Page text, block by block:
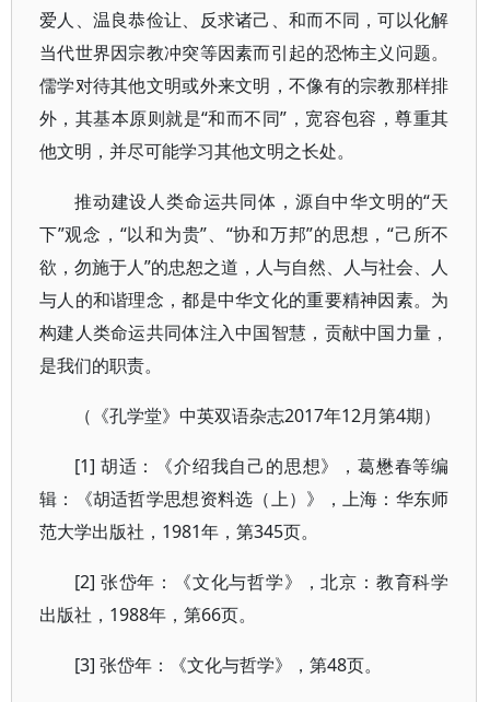
爱人、温良恭俭让、反求诸己、和而不同，可以化解
当代世界因宗教冲突等因素而引起的恐怖主义问题。
儒学对待其他文明或外来文明，不像有的宗教那样排
外，其基本原则就是“和而不同”，宽容包容，尊重其
他文明，并尽可能学习其他文明之长处。
推动建设人类命运共同体，源自中华文明的“天
下”观念，“以和为贵”、“协和万邦”的思想，“己所不
欲，勿施于人”的忠恕之道，人与自然、人与社会、人
与人的和谐理念，都是中华文化的重要精神因素。为
构建人类命运共同体注入中国智慧，贡献中国力量，
是我们的职责。
（《孔学堂》中英双语杂志2017年12月第4期）
[1] 胡适：《介绍我自己的思想》，葛懋春等编
辑：《胡适哲学思想资料选（上）》，上海：华东师
范大学出版社，1981年，第345页。
[2] 张岱年：《文化与哲学》，北京：教育科学
出版社，1988年，第66页。
[3] 张岱年：《文化与哲学》，第48页。